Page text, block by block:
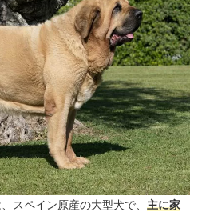
スペイン原産の大型犬で、 主に家